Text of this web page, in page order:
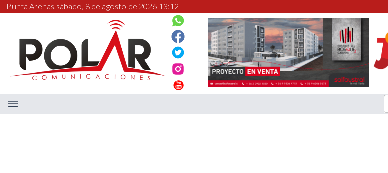
Punta Arenas,sábado, 8 de agosto de 2026 13:12